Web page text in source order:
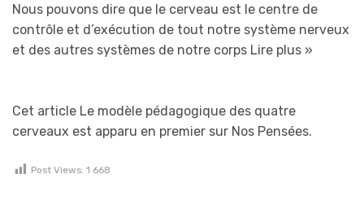
Nous pouvons dire que le cerveau est le centre de
contrôle et d’exécution de tout notre système nerveux
et des autres systèmes de notre corps Lire plus »
Cet article Le modèle pédagogique des quatre
cerveaux est apparu en premier sur Nos Pensées.
Post Views: 1 668